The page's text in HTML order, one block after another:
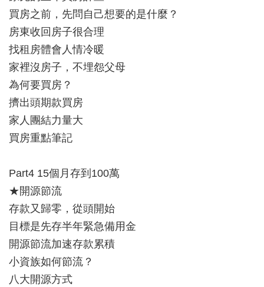
買房之前，先問自己想要的是什麼？
房東收回房子很合理
找租房體會人情冷暖
家裡沒房子，不埋怨父母
為何要買房？
擠出頭期款買房
家人團結力量大
買房重點筆記
Part4 15個月存到100萬
★開源節流
存款又歸零，從頭開始
目標是先存半年緊急備用金
開源節流加速存款累積
小資族如何節流？
八大開源方式